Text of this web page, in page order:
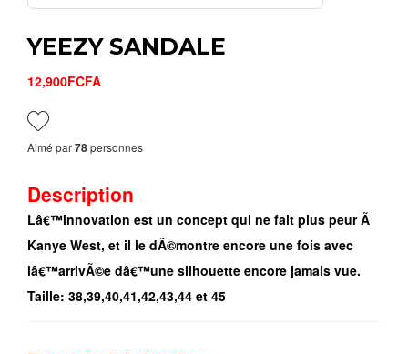
YEEZY SANDALE
12,900FCFA
Aimé par78personnes
Description
Lâ€™innovation est un concept qui ne fait plus peur Ã
Kanye West, et il le dÃ©montre encore une fois avec
lâ€™arrivÃ©e dâ€™une silhouette encore jamais vue.
Taille: 38,39,40,41,42,43,44 et 45